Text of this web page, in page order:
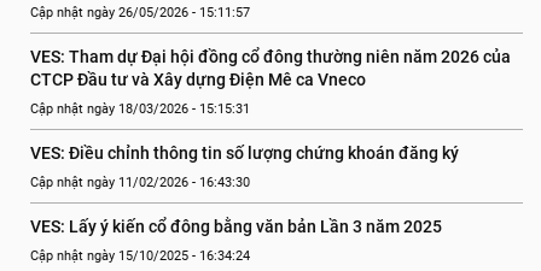
Cập nhật ngày 26/05/2026 - 15:11:57
VES: Tham dự Đại hội đồng cổ đông thường niên năm 2026 của
CTCP Đầu tư và Xây dựng Điện Mê ca Vneco
Cập nhật ngày 18/03/2026 - 15:15:31
VES: Điều chỉnh thông tin số lượng chứng khoán đăng ký
Cập nhật ngày 11/02/2026 - 16:43:30
VES: Lấy ý kiến cổ đông bằng văn bản Lần 3 năm 2025
Cập nhật ngày 15/10/2025 - 16:34:24